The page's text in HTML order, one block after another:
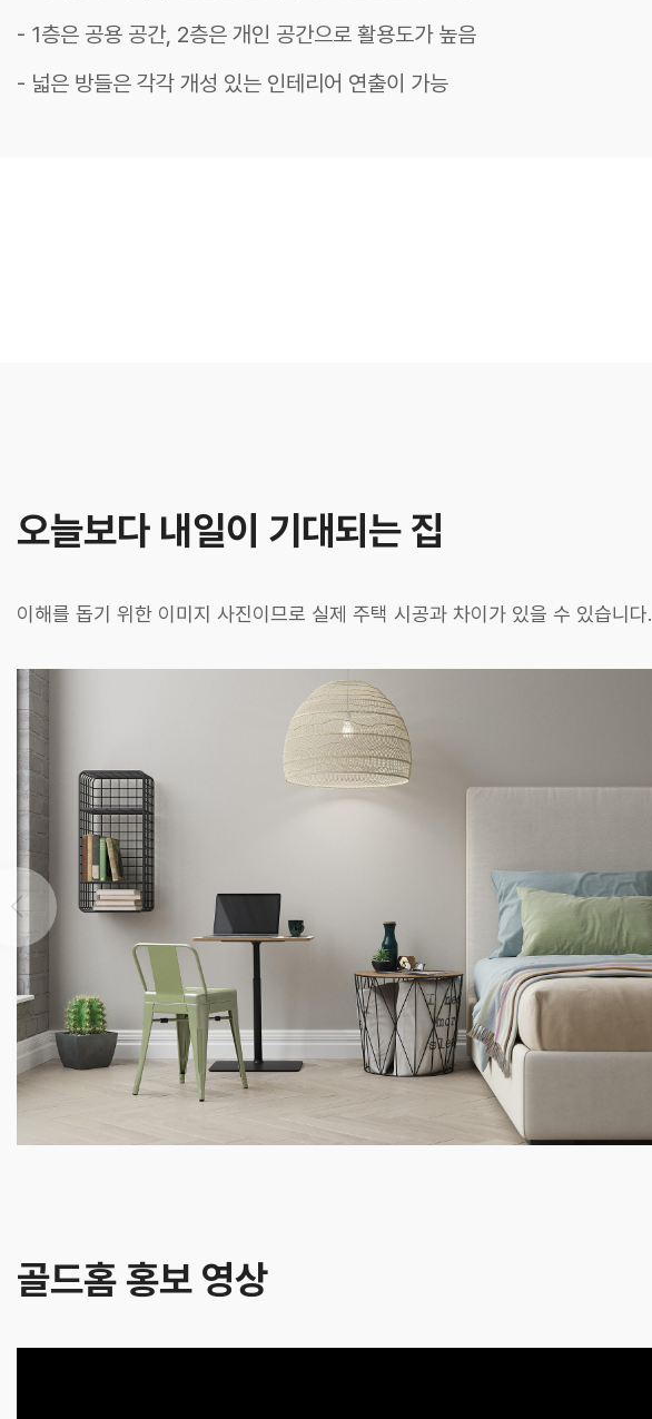
- 1층은 공용 공간, 2층은 개인 공간으로 활용도가 높음
- 넓은 방들은 각각 개성 있는 인테리어 연출이 가능
오늘보다 내일이 기대되는 집
이해를 돕기 위한 이미지 사진이므로 실제 주택 시공과 차이가 있을 수 있습니다.
골드홈 홍보 영상